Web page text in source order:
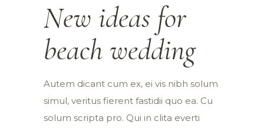
New ideas for
beach wedding
Autem dicant cum ex, ei vis nibh solum
simul, veritus fierent fastidii quo ea. Cu
solum scripta pro. Qui in clita everti